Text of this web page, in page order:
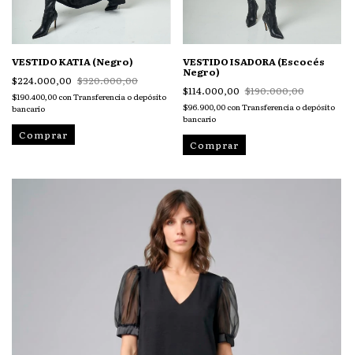
VESTIDO KATIA (Negro)
$224.000,00 $320.000,00
$190.400,00 conTransferencia o depósito
bancario
Comprar
VESTIDO ISADORA (Escocés
Negro)
$114.000,00 $190.000,00
$96.900,00 conTransferencia o depósito
bancario
Comprar